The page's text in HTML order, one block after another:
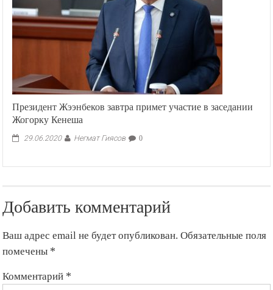
Президент Жээнбеков завтра примет участие в заседании
Жогорку Кенеша
29.06.2020 Негмат Гиясов 0
Добавить комментарий
Ваш адрес email не будет опубликован. Обязательные поля
помечены *
Комментарий *